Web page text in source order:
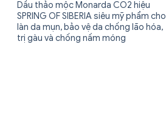
Dầu thảo mộc Monarda СО2 hiệu
SPRING OF SIBERIA siêu mỹ phẩm cho
làn da mụn, bảo vệ da chống lão hóa,
trị gàu và chống nấm móng